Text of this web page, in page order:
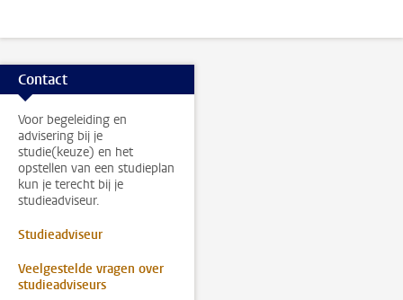
Contact
Voor begeleiding en
advisering bij je
studie(keuze) en het
opstellen van een studieplan
kun je terecht bij je
studieadviseur.
Studieadviseur
Veelgestelde vragen over
studieadviseurs